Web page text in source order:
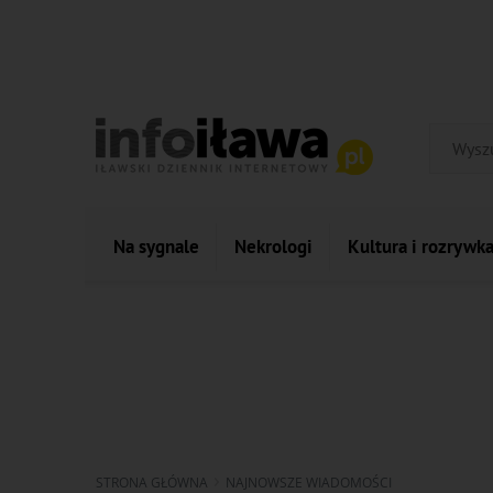
Na sygnale Nekrologi Kultura i rozrywka
STRONA GŁÓWNA NAJNOWSZE WIADOMOŚCI